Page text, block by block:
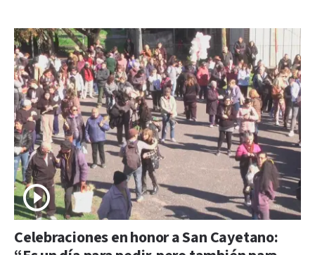
Celebraciones en honor a San Cayetano: